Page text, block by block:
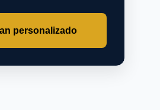
personalizado